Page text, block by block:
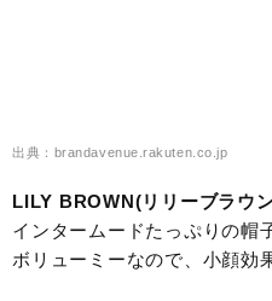
出典：brandavenue.rakuten.co.jp
LILY BROWN(リリーブラウ
インタームードたっぷりの帽
ボリューミーなので、小顔効